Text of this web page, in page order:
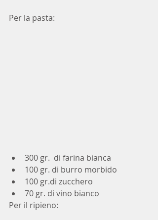
Per la pasta:
300 gr.  di farina bianca
100 gr. di burro morbido
100 gr.di zucchero
70 gr. di vino bianco
Per il ripieno: